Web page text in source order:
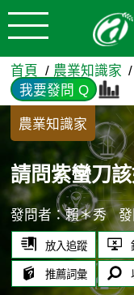
跳到主要內容
請問紫蠻
首頁 農業知識家
我要發問 Q
農業知識家
請問紫蠻刀
發問者：賴＊秀
放入追蹤
推薦詞彙